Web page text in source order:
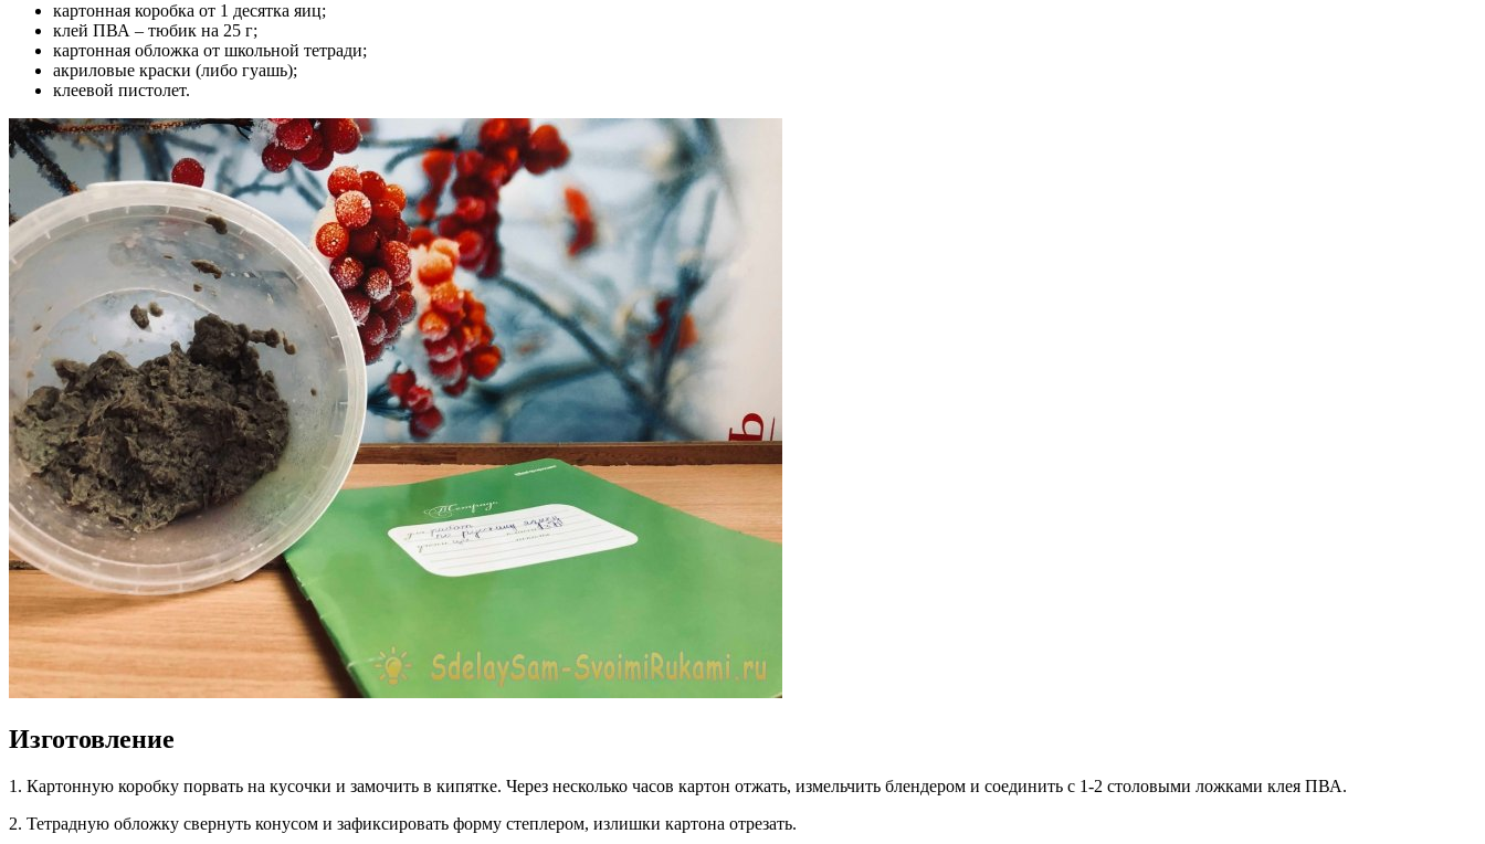
картонная коробка от 1 десятка яиц;
клей ПВА – тюбик на 25 г;
картонная обложка от школьной тетради;
акриловые краски (либо гуашь);
клеевой пистолет.
Изготовление
1. Картонную коробку порвать на кусочки и замочить в кипятке. Через несколько часов картон отжать, измельчить блендером и соединить с 1-2 столовыми ложками клея ПВА.
2. Тетрадную обложку свернуть конусом и зафиксировать форму степлером, излишки картона отрезать.